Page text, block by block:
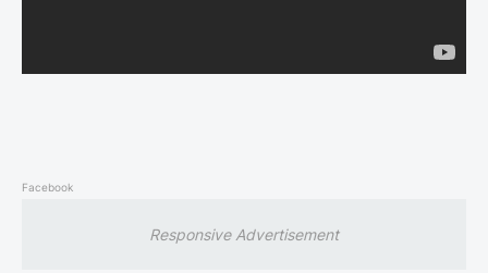
Facebook
Responsive Advertisement